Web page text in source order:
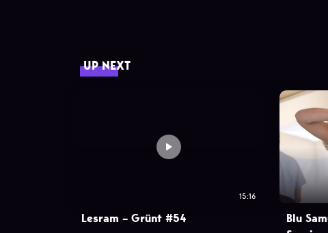
UP NEXT
15:16
Lesram – Grünt #54
Blu